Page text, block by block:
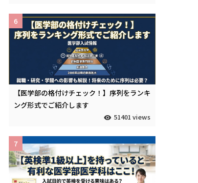
【医学部の格付けチェック！】序列をランキ
ング形式でご紹介します
51401 views
6
7